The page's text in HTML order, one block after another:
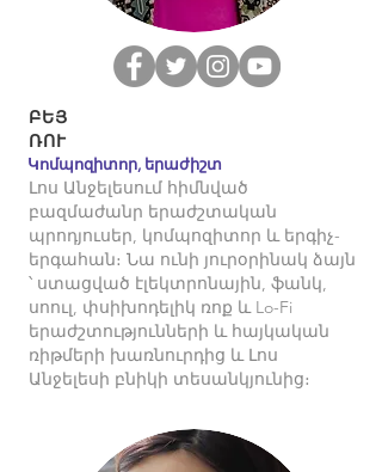
ԲԵՅ
ՌՈՒ
Կոմպոզիտոր, երաժիշտ
Լոս Անջելեսում հիմնված
բազմաժանր երաժշտական ​​
պրոդյուսեր, կոմպոզիտոր և երգիչ-
երգահան։ Նա ունի յուրօրինակ ձայն
՝ ստացված էլեկտրոնային, ֆանկ,
սոուլ, փսիխոդելիկ ռոք և Lo-Fi
երաժշտությունների և հայկական
ռիթմերի խառնուրդից և Լոս
Անջելեսի բնիկի տեսանկյունից։